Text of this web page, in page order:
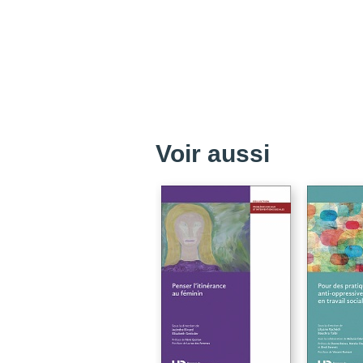
Voir aussi